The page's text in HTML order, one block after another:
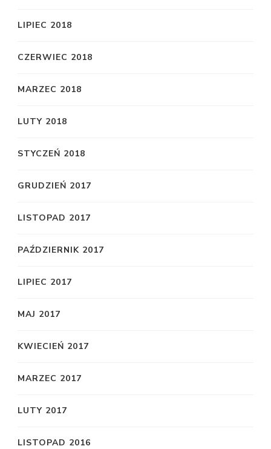
LIPIEC 2018
CZERWIEC 2018
MARZEC 2018
LUTY 2018
STYCZEŃ 2018
GRUDZIEŃ 2017
LISTOPAD 2017
PAŹDZIERNIK 2017
LIPIEC 2017
MAJ 2017
KWIECIEŃ 2017
MARZEC 2017
LUTY 2017
LISTOPAD 2016